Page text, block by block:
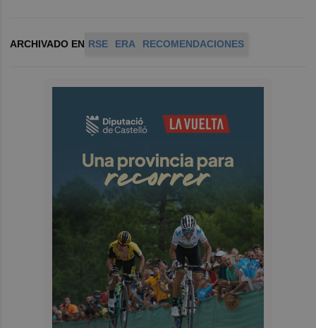
ARCHIVADO EN RSE ERA RECOMENDACIONES